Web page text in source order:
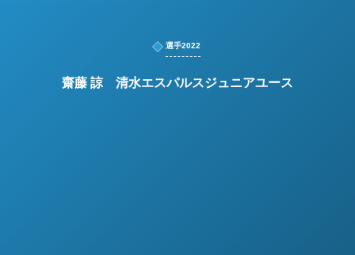
選手2022
齋藤 諒 清水エスパルスジュニアユース